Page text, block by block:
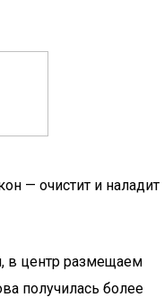
— очистит и наладит
в центр размещаем
получилась более